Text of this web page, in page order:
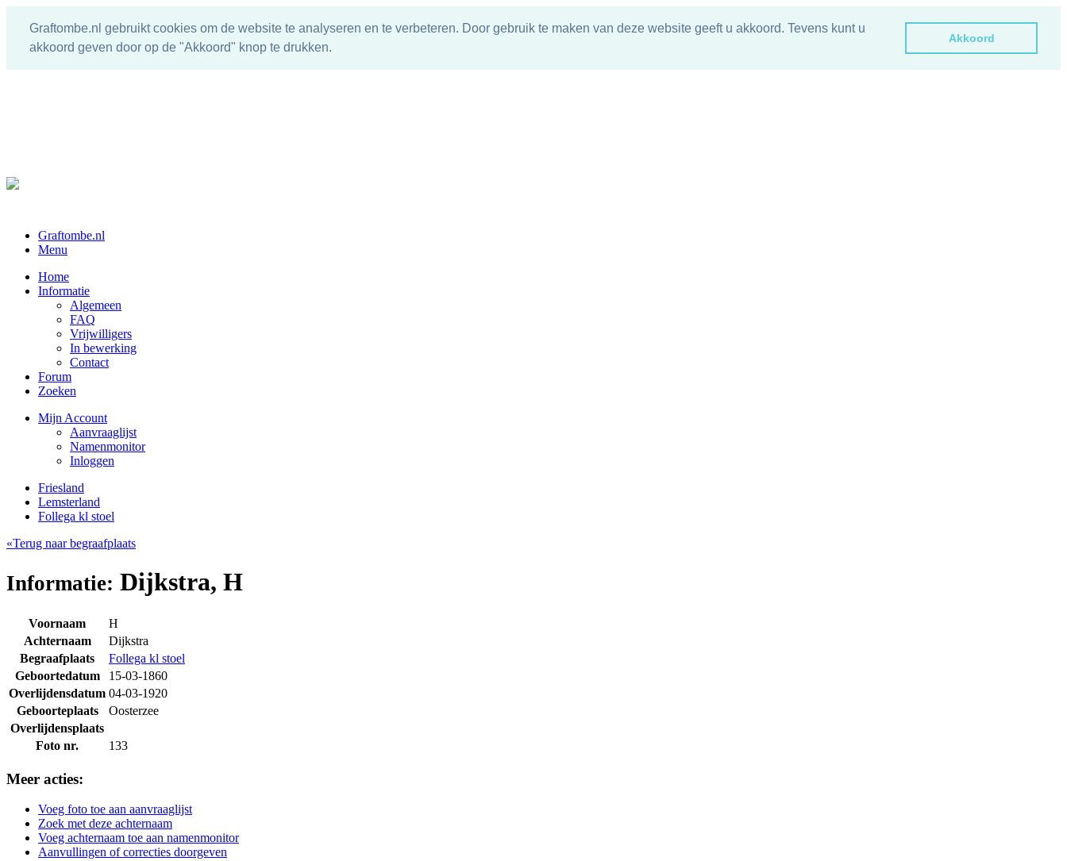
Graftombe.nl gebruikt cookies om de website te analyseren en te verbeteren. Door gebruik te maken van deze website geeft u akkoord. Tevens kunt u
akkoord geven door op de "Akkoord" knop te drukken.
Akkoord
Graftombe.nl
Menu
Home
Informatie
Algemeen
FAQ
Vrijwilligers
In bewerking
Contact
Forum
Zoeken
Mijn Account
Aanvraaglijst
Namenmonitor
Inloggen
Friesland
Lemsterland
Follega kl stoel
«Terug naar begraafplaats
Informatie: Dijkstra, H
Voornaam
H
Achternaam
Dijkstra
Begraafplaats
Follega kl stoel
Geboortedatum
15-03-1860
Overlijdensdatum 04-03-1920
Geboorteplaats
Oosterzee
Overlijdensplaats
Foto nr.
133
Meer acties:
Voeg foto toe aan aanvraaglijst
Zoek met deze achternaam
Voeg achternaam toe aan namenmonitor
Aanvullingen of correcties doorgeven